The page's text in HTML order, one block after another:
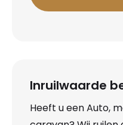
Inruilwaarde
Heeft u een Auto,